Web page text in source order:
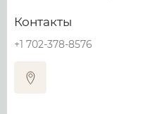
Контакты
+1 702-378-8576